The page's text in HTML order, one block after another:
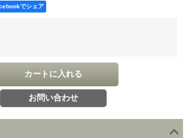
でシェア